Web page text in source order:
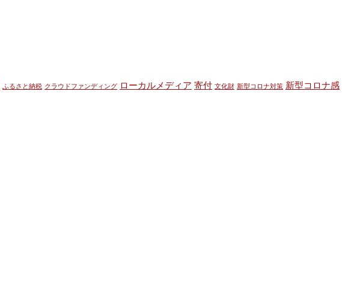
ふるさと納税 クラウドファンディング ローカルメディア 寄付 文化財 新型コロナ対策 新型コロナ感